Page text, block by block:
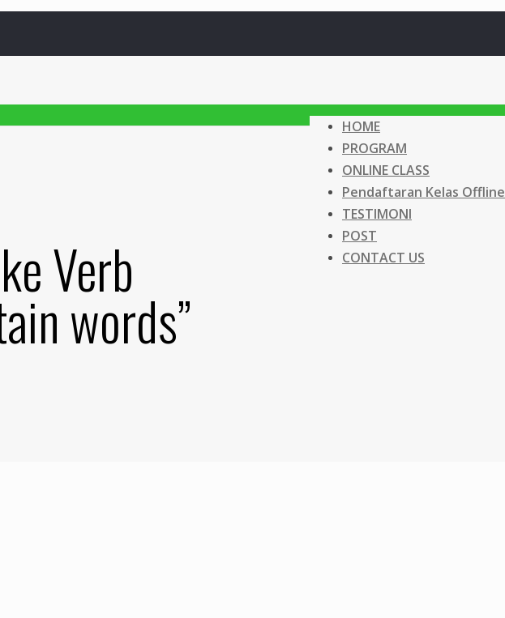
HOME
PROGRAM
ONLINE CLASS
Pendaftaran Kelas Offline
TESTIMONI
POST
CONTACT US
Verb
words”